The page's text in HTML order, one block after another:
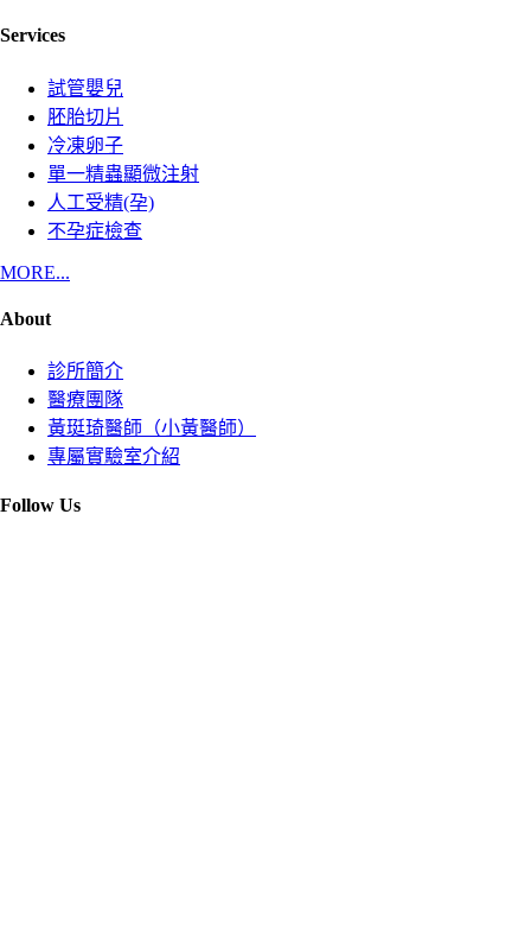
Services
試管嬰兒
胚胎切片
冷凍卵子
單一精蟲顯微注射
人工受精(孕)
不孕症檢查
MORE...
About
診所簡介
醫療團隊
黃珽琦醫師（小黃醫師）
專屬實驗室介紹
Follow Us